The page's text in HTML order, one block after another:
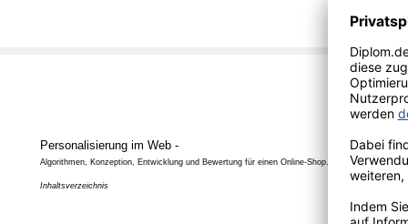
Personalisierung im Web -
Algorithmen, Konzeption, Entwicklung und Bewertung für einen Online-Shop.
Inhaltsverzeichnis